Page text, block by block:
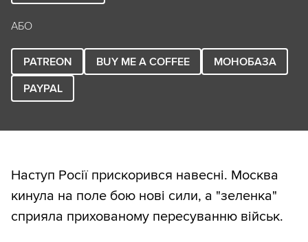
АБО
PATREON BUY ME A COFFEE
МОНОБАЗА
PAYPAL
Наступ Росії прискорився навесні. Москва
кинула на поле бою нові сили, а "зеленка"
сприяла прихованому пересуванню військ.